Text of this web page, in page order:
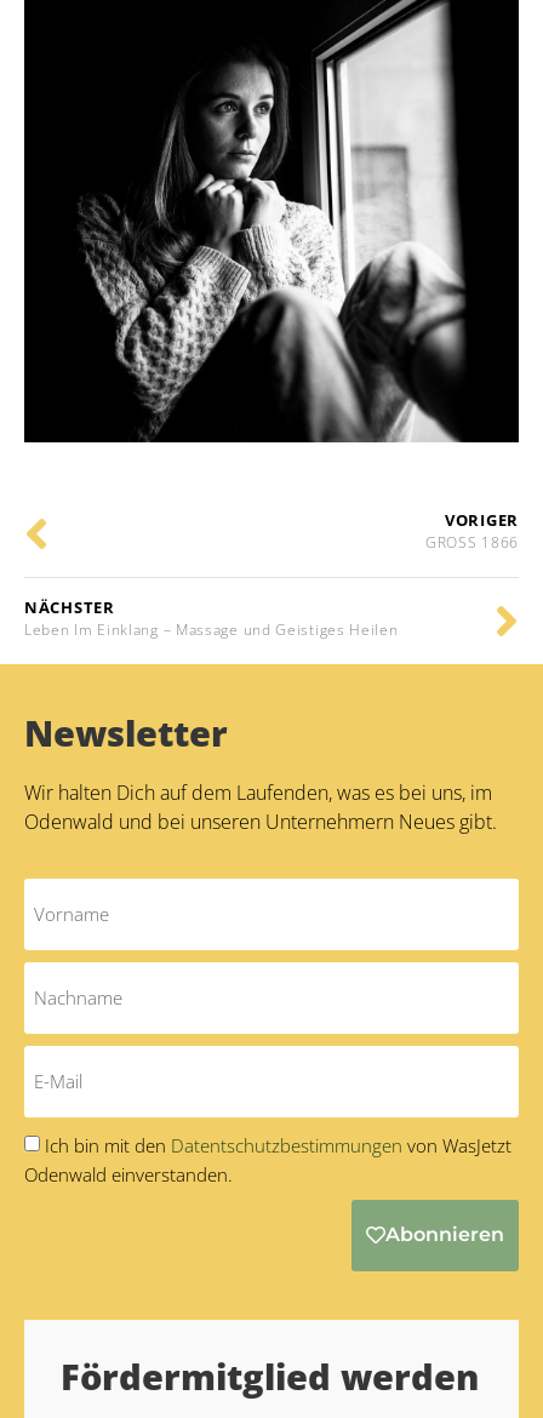
VORIGER
GROSS 1866
NÄCHSTER
Leben Im Einklang – Massage und Geistiges Heilen
Newsletter
Wir halten Dich auf dem Laufenden, was es bei uns, im
Odenwald und bei unseren Unternehmern Neues gibt.
Ich bin mit den Datentschutzbestimmungen von WasJetzt
Odenwald einverstanden.
Abonnieren
Fördermitglied werden